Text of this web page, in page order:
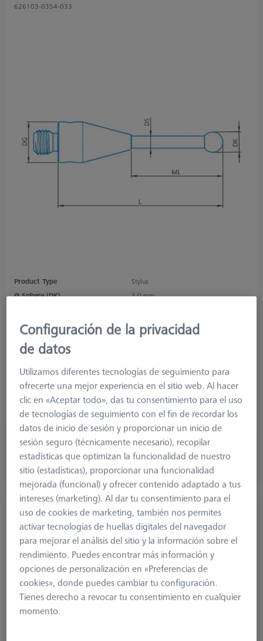
626103-0354-033
Product Type
Stylus
Ø Sphere (DK)
3,0 mm
Stylus Tip Material
Stylus Tip
Sphere
Shaft Material
Connection Type
M3 XXT
Measuring Length
24,0 mm
Ø Shaft (DS)
Stylus Type
48,90 €
más el IVA
Disponible
Palpador recto M3 XXT, DK3 L32
626103-0354-032
Configuración de la privacidad
de datos
Utilizamos diferentes tecnologías de seguimiento para
ofrecerte una mejor experiencia en el sitio web. Al hacer
clic en «Aceptar todo», das tu consentimiento para el uso
de tecnologías de seguimiento con el fin de recordar los
datos de inicio de sesión y proporcionar un inicio de
sesión seguro (técnicamente necesario), recopilar
estadísticas que optimizan la funcionalidad de nuestro
sitio (estadísticas), proporcionar una funcionalidad
mejorada (funcional) y ofrecer contenido adaptado a tus
intereses (marketing). Al dar tu consentimiento para el
uso de cookies de marketing, también nos permites
activar tecnologías de huellas digitales del navegador
para mejorar el análisis del sitio y la información sobre el
rendimiento. Puedes encontrar más información y
opciones de personalización en «Preferencias de
cookies», donde puedes cambiar tu configuración.
Tienes derecho a revocar tu consentimiento en cualquier
momento.